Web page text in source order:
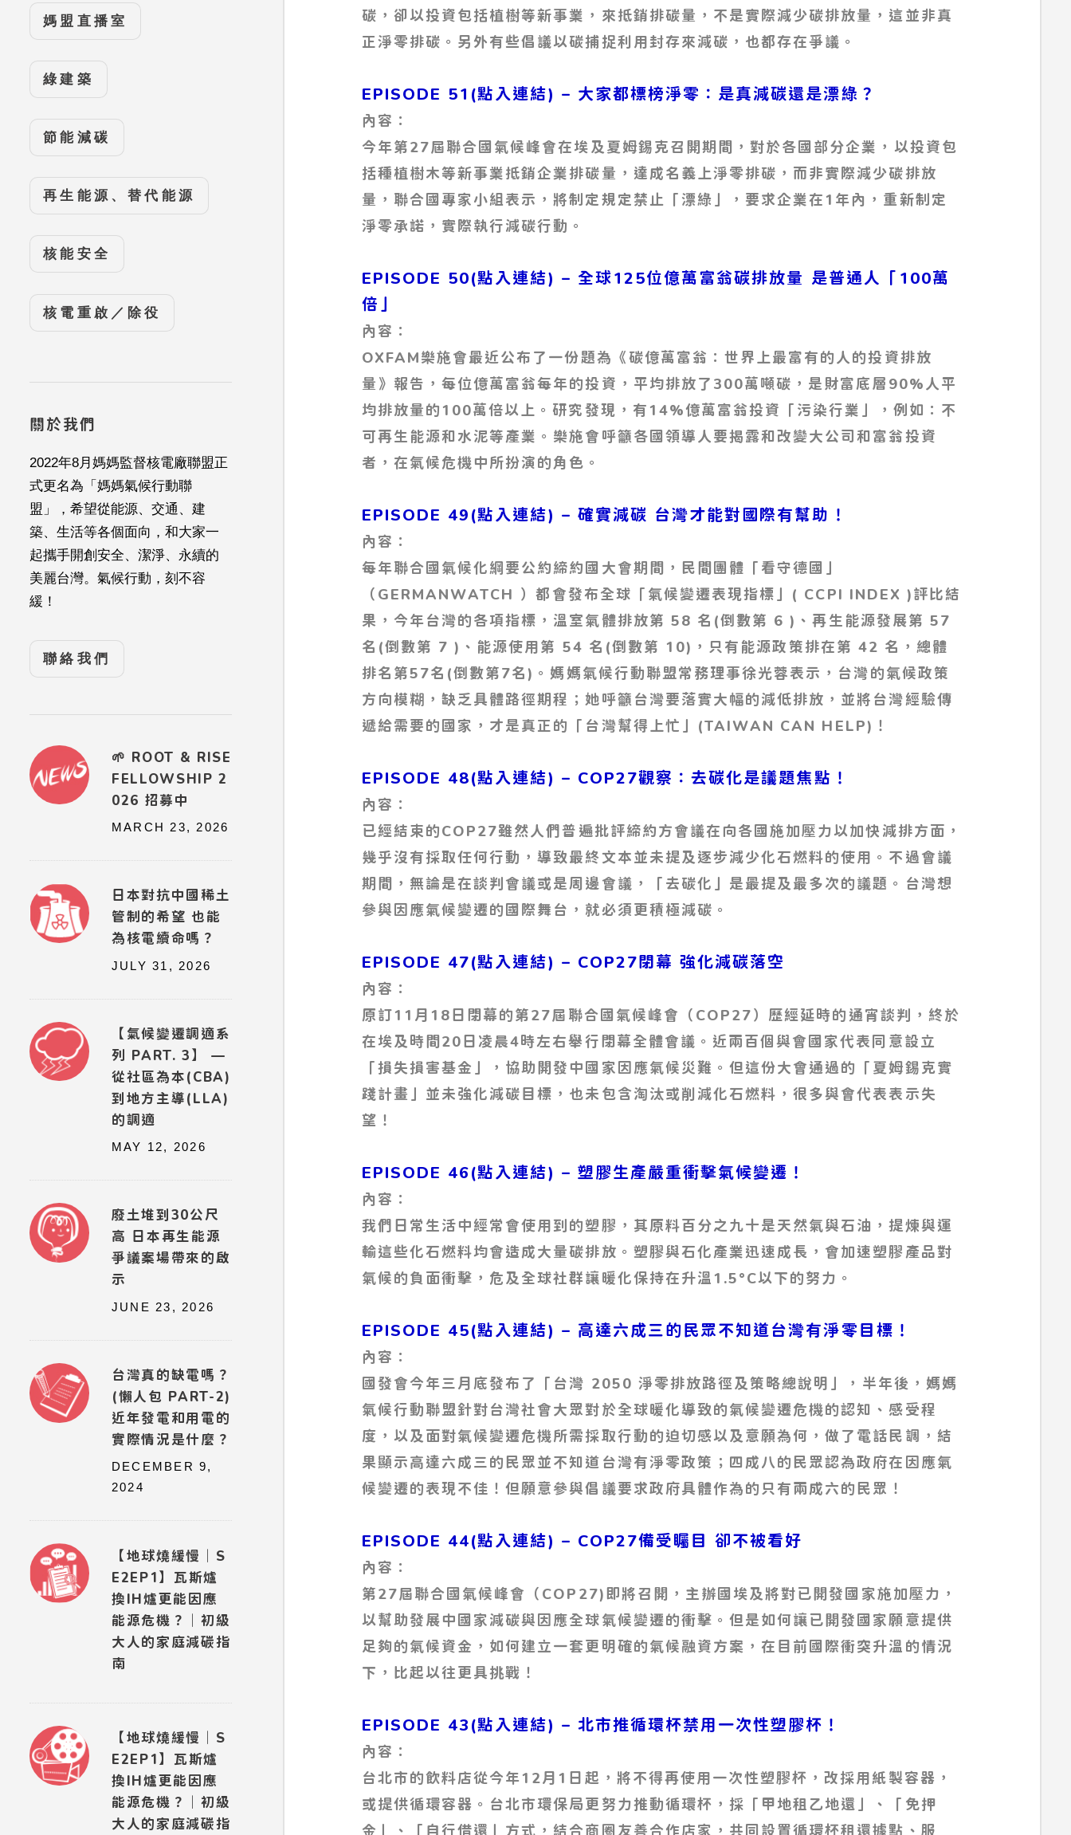
碳，卻以投資包括植樹等新事業，來抵銷排碳量，不是實際減少碳排放量，這並非真
正淨零排碳。另外有些倡議以碳捕捉利用封存來減碳，也都存在爭議。
EPISODE 51(點入連結) – 大家都標榜淨零：是真減碳還是漂綠？
內容：
今年第27屆聯合國氣候峰會在埃及夏姆錫克召開期間，對於各國部分企業，以投資包
括種植樹木等新事業抵銷企業排碳量，達成名義上淨零排碳，而非實際減少碳排放
量，聯合國專家小組表示，將制定規定禁止「漂綠」，要求企業在1年內，重新制定
淨零承諾，實際執行減碳行動。
EPISODE 50(點入連結) – 全球125位億萬富翁碳排放量 是普通人「100萬
倍」
內容：
OXFAM樂施會最近公布了一份題為《碳億萬富翁：世界上最富有的人的投資排放
量》報告，每位億萬富翁每年的投資，平均排放了300萬噸碳，是財富底層90%人平
均排放量的100萬倍以上。研究發現，有14%億萬富翁投資「污染行業」，例如：不
可再生能源和水泥等產業。樂施會呼籲各國領導人要揭露和改變大公司和富翁投資
者，在氣候危機中所扮演的角色。
EPISODE 49(點入連結) – 確實減碳 台灣才能對國際有幫助！
內容：
每年聯合國氣候化綱要公約締約國大會期間，民間團體「看守德國」
（GERMANWATCH ）都會發布全球「氣候變遷表現指標」( CCPI INDEX )評比結
果，今年台灣的各項指標，溫室氣體排放第 58 名(倒數第 6 )、再生能源發展第 57
名(倒數第 7 )、能源使用第 54 名(倒數第 10)，只有能源政策排在第 42 名，總體
排名第57名(倒數第7名)。媽媽氣候行動聯盟常務理事徐光蓉表示，台灣的氣候政策
方向模糊，缺乏具體路徑期程；她呼籲台灣要落實大幅的減低排放，並將台灣經驗傳
遞給需要的國家，才是真正的「台灣幫得上忙」(TAIWAN CAN HELP)！
EPISODE 48(點入連結) – COP27觀察：去碳化是議題焦點！
內容：
已經結束的COP27雖然人們普遍批評締約方會議在向各國施加壓力以加快減排方面，
幾乎沒有採取任何行動，導致最終文本並未提及逐步減少化石燃料的使用。不過會議
期間，無論是在談判會議或是周邊會議，「去碳化」是最提及最多次的議題。台灣想
參與因應氣候變遷的國際舞台，就必須更積極減碳。
EPISODE 47(點入連結) – COP27閉幕 強化減碳落空
內容：
原訂11月18日閉幕的第27屆聯合國氣候峰會（COP27）歷經延時的通宵談判，終於
在埃及時間20日凌晨4時左右舉行閉幕全體會議。近兩百個與會國家代表同意設立
「損失損害基金」，協助開發中國家因應氣候災難。但這份大會通過的「夏姆錫克實
踐計畫」並未強化減碳目標，也未包含淘汰或削減化石燃料，很多與會代表表示失
望！
EPISODE 46(點入連結) – 塑膠生產嚴重衝擊氣候變遷！
內容：
我們日常生活中經常會使用到的塑膠，其原料百分之九十是天然氣與石油，提煉與運
輸這些化石燃料均會造成大量碳排放。塑膠與石化產業迅速成長，會加速塑膠產品對
氣候的負面衝擊，危及全球社群讓暖化保持在升溫1.5°C以下的努力。
EPISODE 45(點入連結) – 高達六成三的民眾不知道台灣有淨零目標！
內容：
國發會今年三月底發布了「台灣 2050 淨零排放路徑及策略總說明」，半年後，媽媽
氣候行動聯盟針對台灣社會大眾對於全球暖化導致的氣候變遷危機的認知、感受程
度，以及面對氣候變遷危機所需採取行動的迫切感以及意願為何，做了電話民調，結
果顯示高達六成三的民眾並不知道台灣有淨零政策；四成八的民眾認為政府在因應氣
候變遷的表現不佳！但願意參與倡議要求政府具體作為的只有兩成六的民眾！
EPISODE 44(點入連結) – COP27備受矚目 卻不被看好
內容：
第27屆聯合國氣候峰會（COP27)即將召開，主辦國埃及將對已開發國家施加壓力，
以幫助發展中國家減碳與因應全球氣候變遷的衝擊。但是如何讓已開發國家願意提供
足夠的氣候資金，如何建立一套更明確的氣候融資方案，在目前國際衝突升溫的情況
下，比起以往更具挑戰！
EPISODE 43(點入連結) – 北市推循環杯禁用一次性塑膠杯！
內容：
台北市的飲料店從今年12月1日起，將不得再使用一次性塑膠杯，改採用紙製容器，
或提供循環容器。台北市環保局更努力推動循環杯，採「甲地租乙地還」、「免押
金」、「自行借還」方式，結合商圈友善合作店家，共同設置循環杯租還據點、服
媽盟直播室
綠建築
節能減碳
再生能源、替代能源
核能安全
核電重啟／除役
關於我們
2022年8月媽媽監督核電廠聯盟正
式更名為「媽媽氣候行動聯
盟」，希望從能源、交通、建
築、生活等各個面向，和大家一
起攜手開創安全、潔淨、永續的
美麗台灣。氣候行動，刻不容
緩！
聯絡我們
🌱 ROOT & RISE
FELLOWSHIP 2
026 招募中
MARCH 23, 2026
日本對抗中國稀土
管制的希望 也能
為核電續命嗎？
JULY 31, 2026
【氣候變遷調適系
列 PART. 3】 —
從社區為本(CBA)
到地方主導(LLA)
的調適
MAY 12, 2026
廢土堆到30公尺
高 日本再生能源
爭議案場帶來的啟
示
JUNE 23, 2026
台灣真的缺電嗎？
(懶人包 PART-2)
近年發電和用電的
實際情況是什麼？
DECEMBER 9,
2024
【地球燒緩慢｜S
E2EP1】瓦斯爐
換IH爐更能因應
能源危機？｜初級
大人的家庭減碳指
南
【地球燒緩慢｜S
E2EP1】瓦斯爐
換IH爐更能因應
能源危機？｜初級
大人的家庭減碳指